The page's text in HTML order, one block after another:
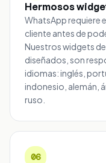
Hermosos
WhatsApp requiere
cliente antes de
Nuestros widgets
diseñados, son
idiomas: inglés,
indonesio, alemán,
ruso.
06